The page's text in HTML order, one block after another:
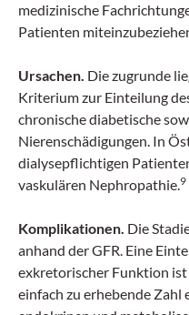
medizinische
Patienten
Ursachen. Die zugrunde
Kriterium zur Einteilung
chronische diabetische
Nierenschädigungen. In
dialysepflichtigen
vaskulären Nephropathie.9
Komplikationen. Die
anhand der GFR. Eine
exkretorischer Funktion ist
einfach zu erhebende Zahl